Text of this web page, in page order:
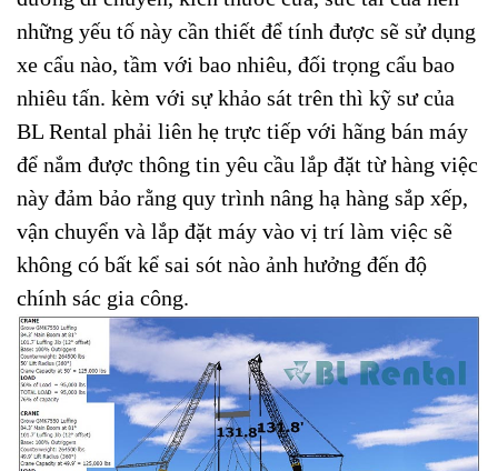
những yếu tố này cần thiết để tính được sẽ sử dụng
xe cẩu nào, tầm với bao nhiêu, đối trọng cẩu bao
nhiêu tấn. kèm với sự khảo sát trên thì kỹ sư của
BL Rental phải liên hẹ trực tiếp với hãng bán máy
để nắm được thông tin yêu cầu lắp đặt từ hàng việc
này đảm bảo rằng quy trình nâng hạ hàng sắp xếp,
vận chuyển và lắp đặt máy vào vị trí làm việc sẽ
không có bất kể sai sót nào ảnh hưởng đến độ
chính sác gia công.